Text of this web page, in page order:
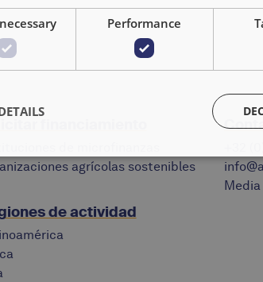
agrícolas sostenibles
de actividad
Performance